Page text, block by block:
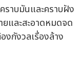
ราบมันและคราบฝัง
และสะอาดหมดจด
งกังวลเรื่องล้าง